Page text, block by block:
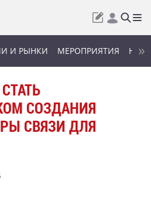
И РЫНКИ МЕРОПРИЯТИЯ
СОЗДАНИЯ
СВЯЗИ ДЛЯ